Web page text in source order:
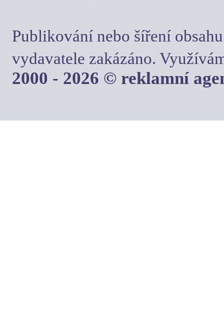
Publikování nebo šíření
vydavatele zakázáno.
2000 - 2026 © reklamní